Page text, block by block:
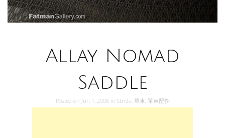
Allay Nomad
Saddle
Posted on Jun 1, 2008 in Strida 單車 單車配件